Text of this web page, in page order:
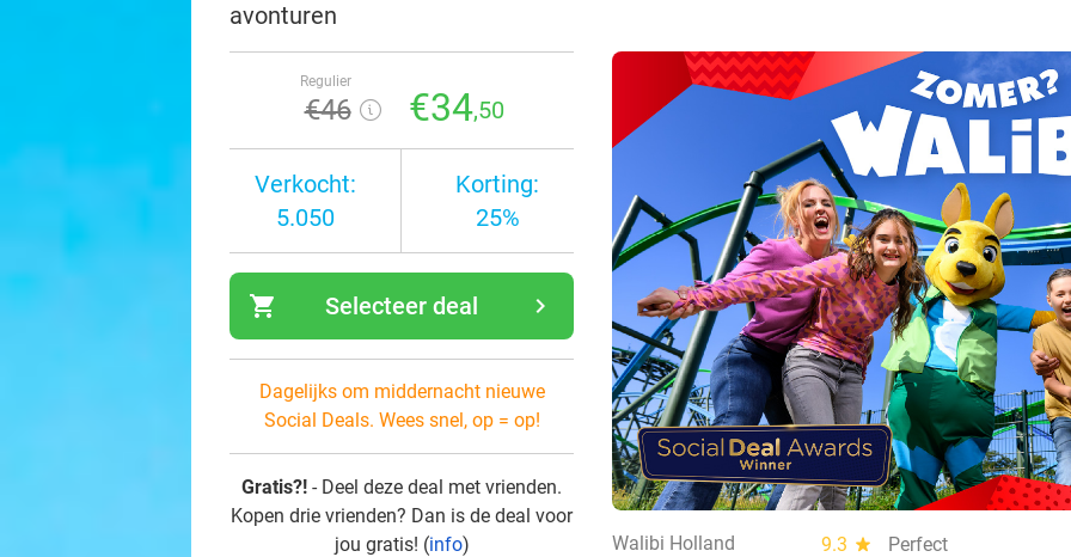
avonturen
Regulier
€46 €34,50
Verkocht:
5.050
Korting:
25%
shopping_cart navigate_next
Selecteer deal
Dagelijks om middernacht nieuwe
Social Deals. Wees snel, op = op!
Gratis?! - Deel deze deal met vrienden.
Kopen drie vrienden? Dan is de deal voor
jou gratis! (info) Walibi Holland 9.3 star
Perfect